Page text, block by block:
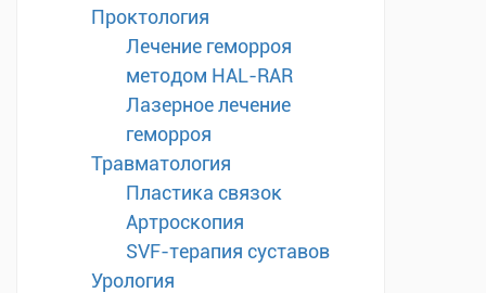
Проктология
Лечение геморроя
методом HAL-RAR
Лазерное лечение
геморроя
Травматология
Пластика связок
Артроскопия
SVF-терапия суставов
Урология